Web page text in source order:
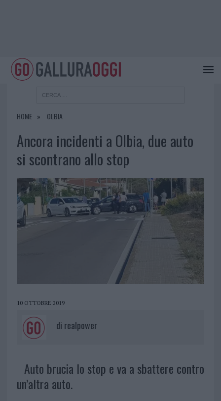
HOME OLBIA
Ancora incidenti a Olbia, due auto
si scontrano allo stop
10 OTTOBRE 2019
di realpower
Auto brucia lo stop e va a sbattere contro
un’altra auto.